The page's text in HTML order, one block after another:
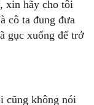
xin hãy cho tôi
cô ta đung đưa
gục xuống để trở
cũng không nói